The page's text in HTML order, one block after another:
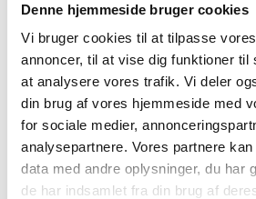
Denne hjemmeside bruger cookies
Vi bruger cookies til at tilpasse
annoncer, til at vise dig funktioner til
at analysere vores trafik. Vi deler
din brug af vores hjemmeside med
for sociale medier,
analysepartnere. Vores partnere
data med andre oplysninger, du har
de har indsamlet fra din brug af